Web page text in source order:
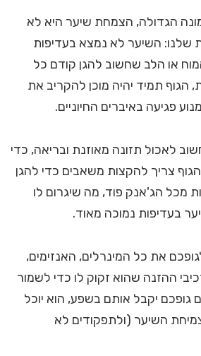
הגדולה, הצמחת שיער היא לא
שלנו: השיער לא נמצא בעדיפות
או הלב שחשוב להגן קודם כל
הגוף תמיד יהיה מוכן להקריב את
פגיעה באיברים החיוניים.
לאכול תזונה מאוזנת ובריאה, כדי
צריך להקצות משאבים כדי להגן
מכל הג'אנק פוד, מה שיגרום לו
בעדיפות נמוכה מאוד.
את כל המינרלים, האנזימים,
ההזנה שהוא זקוק לו כדי לשמור
יקבל אותם בשפע, הוא יוכל
השיער (ולתפקודים לא